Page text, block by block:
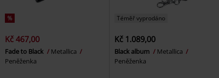
%
Kč 467,00
Fade to Black
Metallica
Peněženka
Téměř vyprodáno
Kč 1.089,00
Black album
Metallica
Peněženka